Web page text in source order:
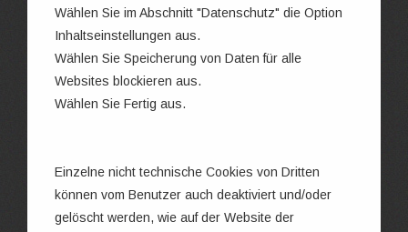
Wählen Sie im Abschnitt "Datenschutz" die Option
Inhaltseinstellungen aus.
Wählen Sie Speicherung von Daten für alle
Websites blockieren aus.
Wählen Sie Fertig aus.
Einzelne nicht technische Cookies von Dritten
können vom Benutzer auch deaktiviert und/oder
gelöscht werden, wie auf der Website der